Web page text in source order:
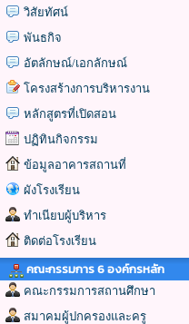
วิสัยทัศน์
พันธกิจ
อัตลักษณ์/เอกลักษณ์
โครงสร้างการบริหารงาน
หลักสูตรที่เปิดสอน
ปฏิทินกิจกรรม
ข้อมูลอาคารสถานที่
ผังโรงเรียน
ทำเนียบผู้บริหาร
ติดต่อโรงเรียน
คณะกรรมการ 6 องค์กรหลัก
คณะกรรมการสถานศึกษา
สมาคมผู้ปกครองและครู